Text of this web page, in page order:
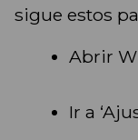
sigue estos
Abrir
Ir a